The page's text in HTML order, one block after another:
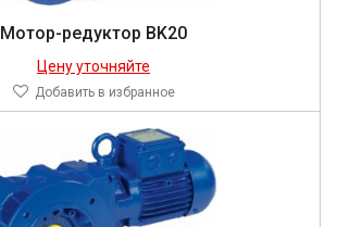
Мотор-редуктор BK20
Цену уточняйте
Добавить в избранное